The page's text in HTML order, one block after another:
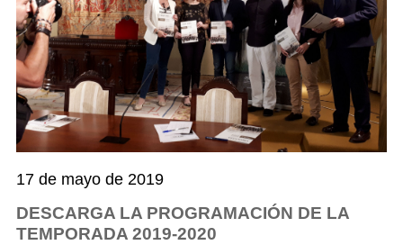
17 de mayo de 2019
DESCARGA LA PROGRAMACIÓN DE LA
TEMPORADA 2019-2020